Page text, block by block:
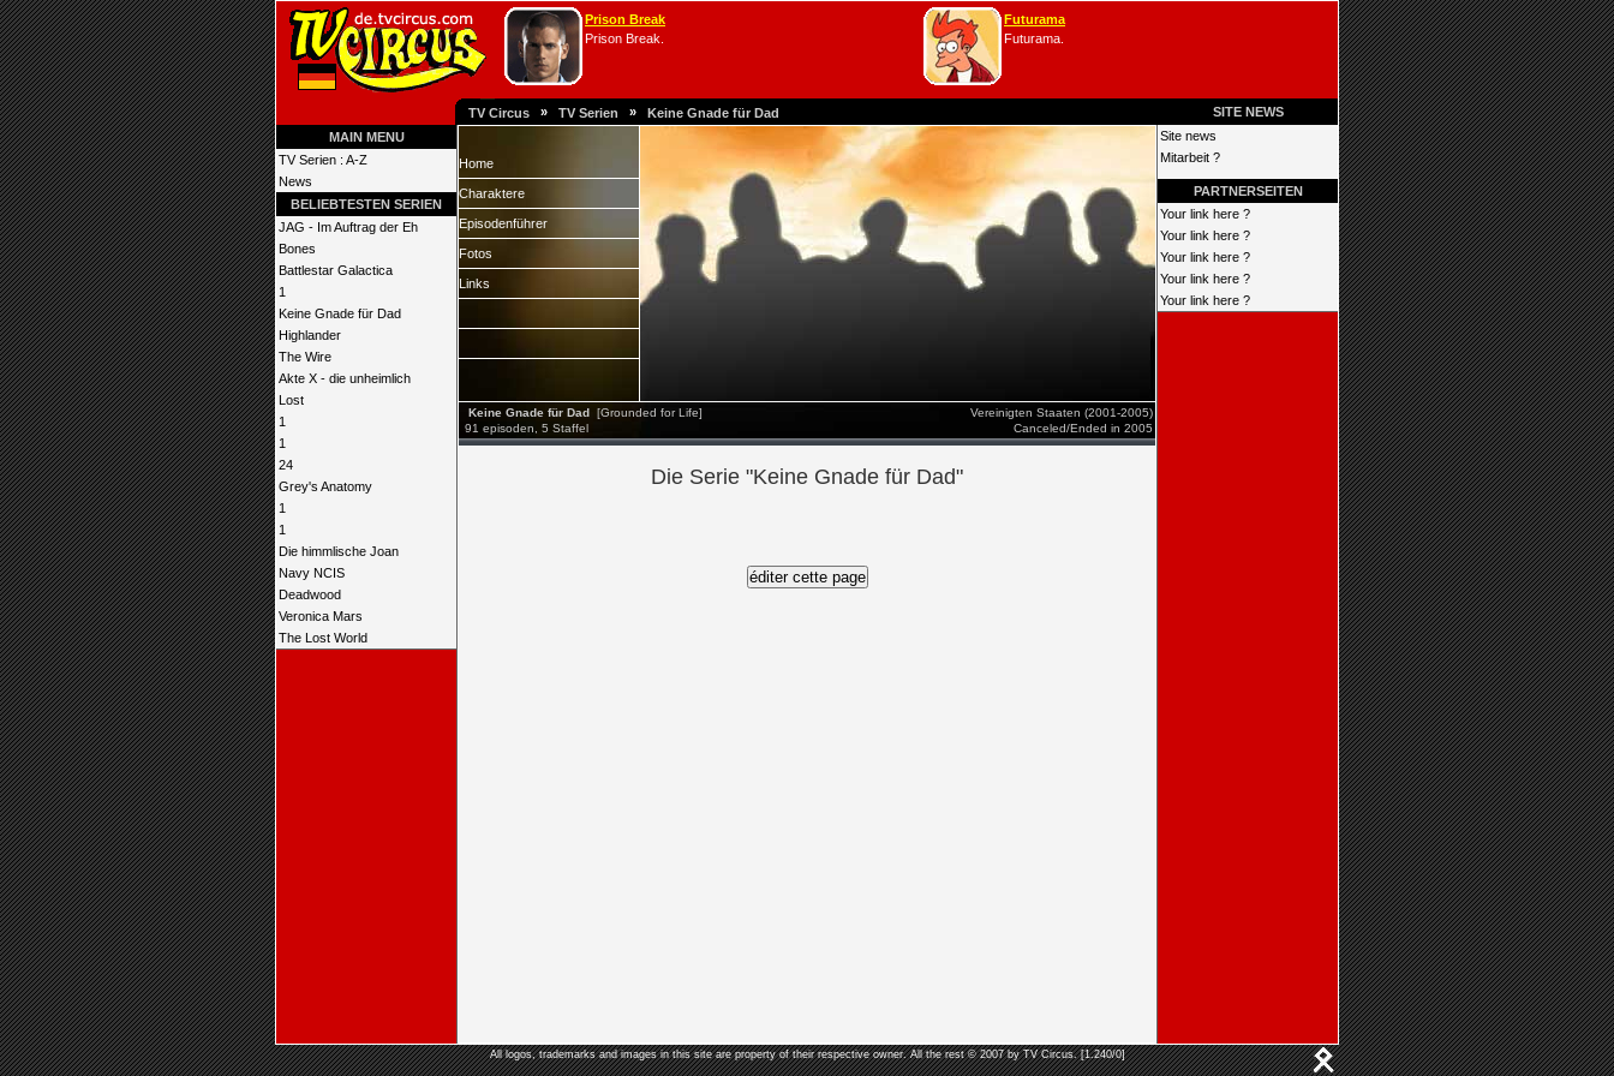
Prison Break
Prison Break.
Futurama
Futurama.
TV Circus » TV Serien » Keine Gnade für Dad
SITE NEWS
MAIN MENU
TV Serien : A-Z
News
BELIEBTESTEN SERIEN
JAG - Im Auftrag der Eh
Bones
Battlestar Galactica
1
Keine Gnade für Dad
Highlander
The Wire
Akte X - die unheimlich
Lost
1
1
24
Grey's Anatomy
1
1
Die himmlische Joan
Navy NCIS
Deadwood
Veronica Mars
The Lost World
Home
Charaktere
Episodenführer
Fotos
Links
Keine Gnade für Dad [Grounded for Life]
91 episoden, 5 Staffel
Vereinigten Staaten (2001-2005)
Canceled/Ended in 2005
Die Serie "Keine Gnade für Dad"
Site news
Mitarbeit ?
PARTNERSEITEN
Your link here ?
Your link here ?
Your link here ?
Your link here ?
Your link here ?
All logos, trademarks and images in this site are property of their respective owner. All the rest © 2007 by TV Circus. [1.240/0]